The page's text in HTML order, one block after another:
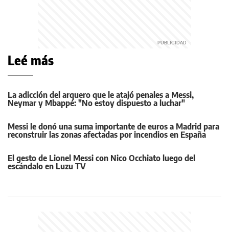
Leé más
La adicción del arquero que le atajó penales a Messi,
Neymar y Mbappé: "No estoy dispuesto a luchar"
Messi le donó una suma importante de euros a Madrid para
reconstruir las zonas afectadas por incendios en España
El gesto de Lionel Messi con Nico Occhiato luego del
escándalo en Luzu TV